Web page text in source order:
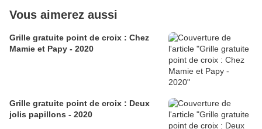
Vous aimerez aussi
Grille gratuite point de croix : Chez
Mamie et Papy - 2020
Grille gratuite point de croix : Deux
jolis papillons - 2020